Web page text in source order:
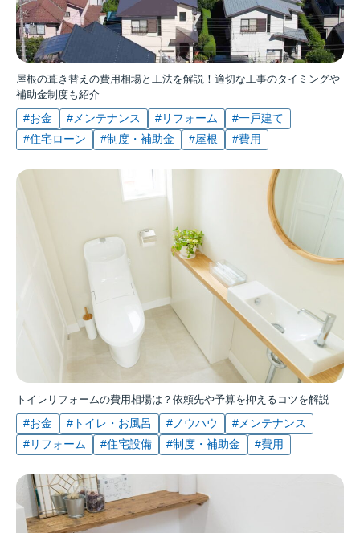
屋根の葺き替えの費用相場と工法を解説！適切な工事のタイミングや
補助金制度も紹介
#お金 #メンテナンス #リフォーム
#一戸建て
#住宅ローン
#制度・補助金 #屋根 #費用
トイレリフォームの費用相場は？依頼先や予算を抑えるコツを解説
#お金 #トイレ・お風呂 #ノウハウ
#メンテナンス
#リフォーム
#住宅設備 #制度・補助金 #費用